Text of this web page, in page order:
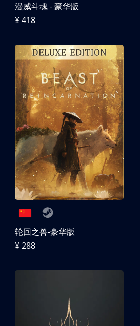
漫威斗魂 - 豪华版
¥ 418
轮回之兽-豪华版
¥ 288